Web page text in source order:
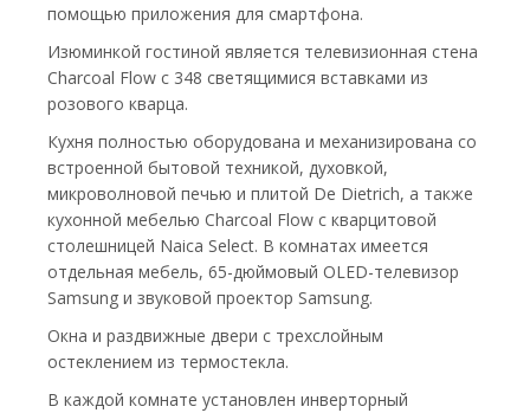
помощью приложения для смартфона.
Изюминкой гостиной является телевизионная стена
Charcoal Flow с 348 светящимися вставками из
розового кварца.
Кухня полностью оборудована и механизирована со
встроенной бытовой техникой, духовкой,
микроволновой печью и плитой De Dietrich, а также
кухонной мебелью Charcoal Flow с кварцитовой
столешницей Naica Select. В комнатах имеется
отдельная мебель, 65-дюймовый OLED-телевизор
Samsung и звуковой проектор Samsung.
Окна и раздвижные двери с трехслойным
остеклением из термостекла.
В каждой комнате установлен инверторный